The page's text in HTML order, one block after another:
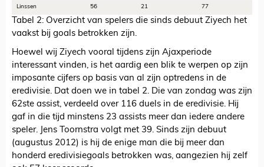
Linssen 56 21 77
Tabel 2: Overzicht van spelers die sinds debuut Ziyech het
vaakst bij goals betrokken zijn.
Hoewel wij Ziyech vooral tijdens zijn Ajaxperiode
interessant vinden, is het aardig een blik te werpen op zijn
imposante cijfers op basis van al zijn optredens in de
eredivisie. Dat doen we in tabel 2. Die van zondag was zijn
62ste assist, verdeeld over 116 duels in de eredivisie. Hij
gaf in die tijd minstens 23 assists meer dan iedere andere
speler. Jens Toornstra volgt met 39. Sinds zijn debuut
(augustus 2012) is hij de enige man die bij meer dan
honderd eredivisiegoals betrokken was, aangezien hij zelf